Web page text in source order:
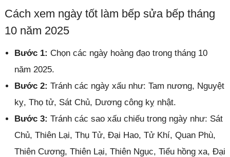
Cách xem ngày tốt làm bếp sửa bếp tháng
10 năm 2025
Bước 1: Chọn các ngày hoàng đạo trong tháng 10
năm 2025.
Bước 2: Tránh các ngày xấu như: Tam nương, Nguyệt
kỵ, Thọ tử, Sát Chủ, Dương công kỵ nhật.
Bước 3: Tránh các sao xấu chiếu trong ngày như: Sát
Chủ, Thiên Lại, Thụ Tử, Đại Hao, Tử Khí, Quan Phù,
Thiên Cương, Thiên Lại, Thiên Ngục, Tiểu hồng xa, Đại